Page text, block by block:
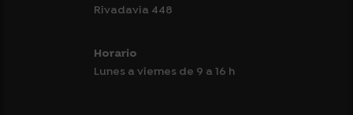
Rivadavia 448
Horario
Lunes a viernes de 9 a 16 h